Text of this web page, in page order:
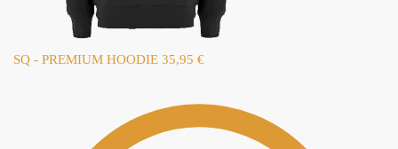
SQ - PREMIUM HOODIE 35,95 €